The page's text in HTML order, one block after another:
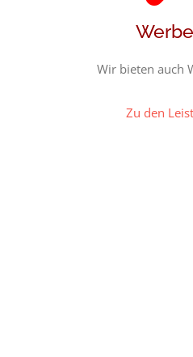
Wir bieten auch
Zu den